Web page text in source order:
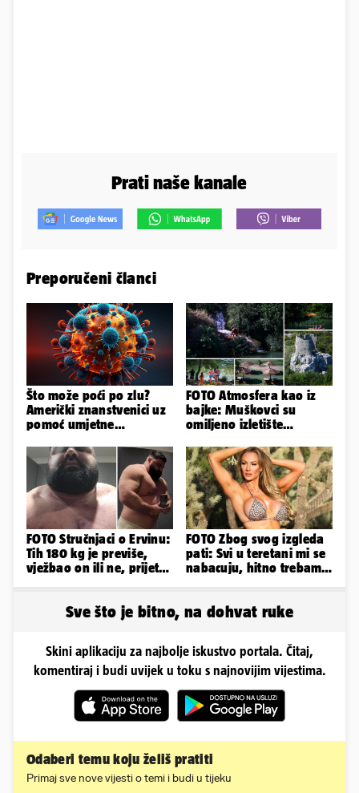
Prati naše kanale
Preporučeni članci
Što može poći po zlu?
Američki znanstvenici uz
pomoć umjetne
viruse
FOTO Atmosfera kao iz
bajke: Muškovci su
omiljeno izletište
zašto
FOTO Stručnjaci o Ervinu:
Tih 180 kg je previše,
vježbao on ili ne, prijete
FOTO Zbog svog izgleda
pati: Svi u teretani mi se
nabacuju, hitno trebam
Sve što je bitno, na dohvat ruke
Skini aplikaciju za najbolje iskustvo portala. Čitaj,
komentiraj i budi uvijek u toku s najnovijim vijestima.
Odaberi temu koju želiš pratiti
Primaj sve nove vijesti o temi i budi u tijeku